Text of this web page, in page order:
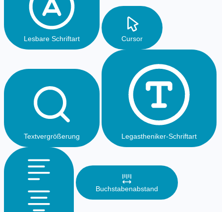
Lesbare Schriftart Cursor
Textvergrößerung Legastheniker-Schriftart
Buchstabenabstand